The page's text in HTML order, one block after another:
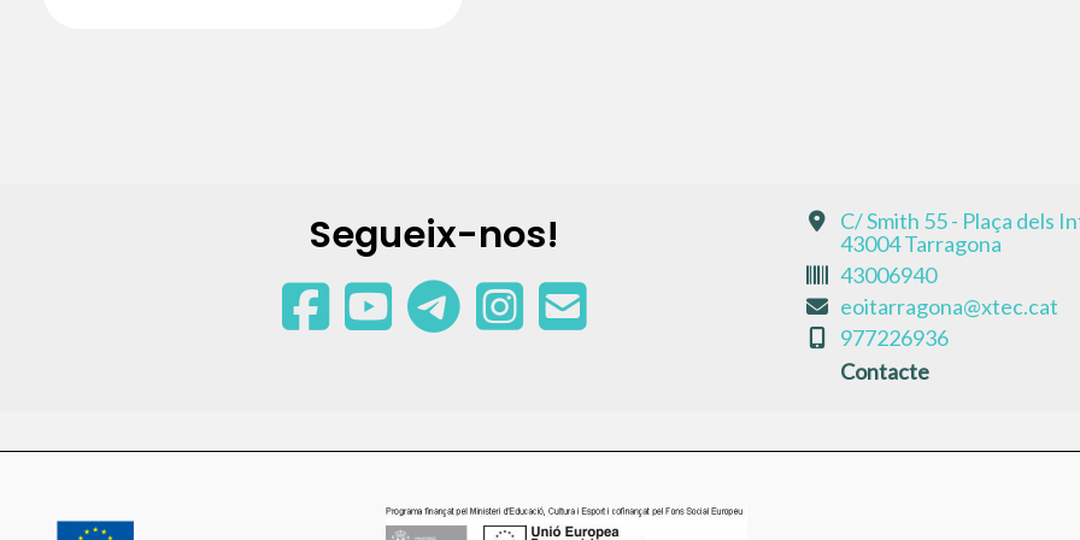
Segueix-nos!
C/ Smith 55 - Plaça dels
43004 Tarragona
43006940
eoitarragona@xtec.cat
977226936
Contacte